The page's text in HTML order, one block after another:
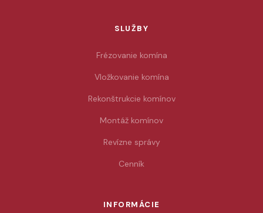
SLUŽBY
Frézovanie komína
Vložkovanie komína
Rekonštrukcie komínov
Montáž komínov
Revízne správy
Cenník
INFORMÁCIE